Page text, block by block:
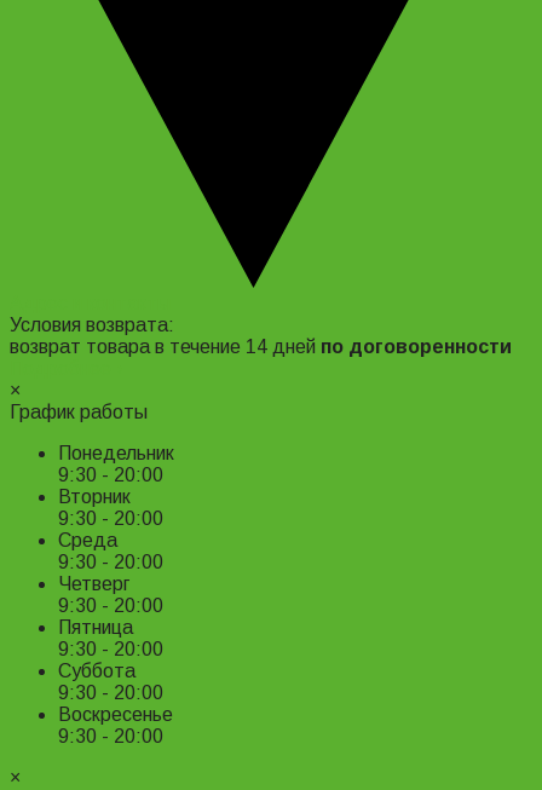
Условия возврата:
возврат товара в течение 14 дней по договоренности
×
График работы
Понедельник
9:30 - 20:00
Вторник
9:30 - 20:00
Среда
9:30 - 20:00
Четверг
9:30 - 20:00
Пятница
9:30 - 20:00
Суббота
9:30 - 20:00
Воскресенье
9:30 - 20:00
×